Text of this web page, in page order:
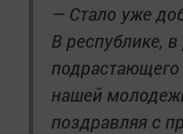
— Стало уже
В республике,
нашей
поздравляя с